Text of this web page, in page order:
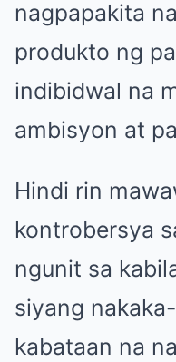
nagpapakita
produkto ng
indibidwal na
ambisyon at
Hindi rin
kontrobersya
ngunit sa
siyang
kabataan na